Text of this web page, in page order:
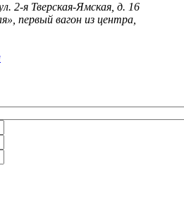
2-я Тверская-Ямская, д. 16
первый вагон из центра,